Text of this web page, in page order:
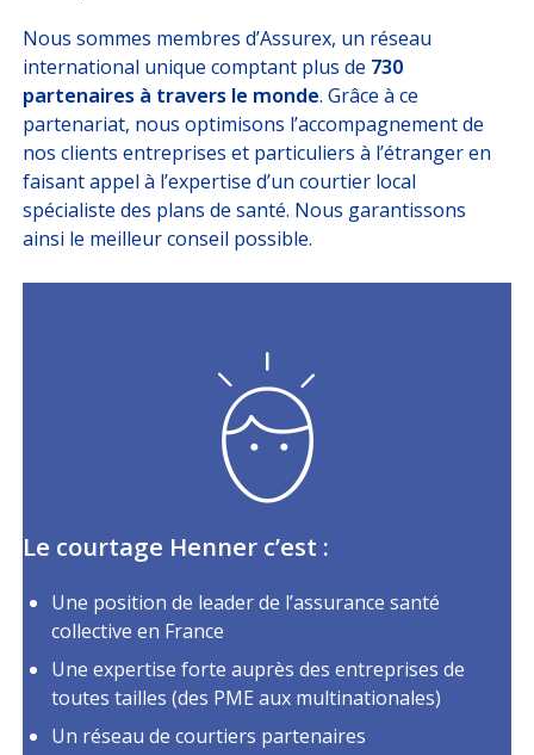
Nous sommes membres d’Assurex, un réseau
international unique comptant plus de 730
partenaires à travers le monde. Grâce à ce
partenariat, nous optimisons l’accompagnement de
nos clients entreprises et particuliers à l’étranger en
faisant appel à l’expertise d’un courtier local
spécialiste des plans de santé. Nous garantissons
ainsi le meilleur conseil possible.
Le courtage Henner c’est :
Une position de leader de l’assurance santé
collective en France
Une expertise forte auprès des entreprises de
toutes tailles (des PME aux multinationales)
Un réseau de courtiers partenaires